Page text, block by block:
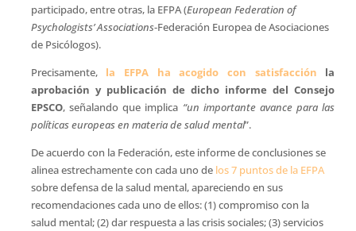
participado, entre otras, la EFPA (European Federation of
Psychologists’ Associations-Federación Europea de Asociaciones
de Psicólogos).
Precisamente, la EFPA ha acogido con satisfacción la
aprobación y publicación de dicho informe del Consejo
EPSCO, señalando que implica “un importante avance para las
políticas europeas en materia de salud mental”.
De acuerdo con la Federación, este informe de conclusiones se
alinea estrechamente con cada uno de los 7 puntos de la EFPA
sobre defensa de la salud mental, apareciendo en sus
recomendaciones cada uno de ellos: (1) compromiso con la
salud mental; (2) dar respuesta a las crisis sociales; (3) servicios